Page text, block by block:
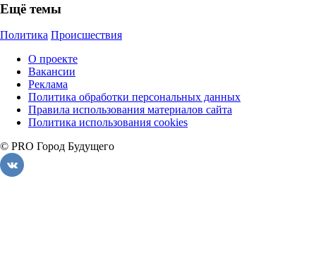
Ещё темы
Политика Происшествия
О проекте
Вакансии
Реклама
Политика обработки персональных данных
Правила использования материалов сайта
Политика использования cookies
© PRO Город Будущего